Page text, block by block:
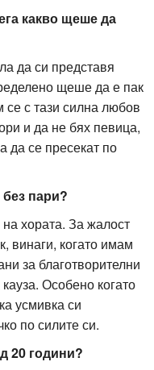
какво щеше да
да си представя
щеше да е пак
с тази силна любов
и да не бях певица,
да се пресекат по
пари?
хората. За жалост
винаги, когато имам
за благотворителни
Особено когато
усмивка си
по силите си.
20 години?